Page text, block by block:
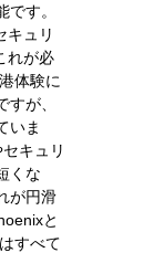
す。
キュリ
れが必
体験に
が、
いま
キュリ
くな
が円滑
と
すべて